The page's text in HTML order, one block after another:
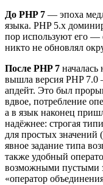
До PHP 7 — эпоха
языка. PHP 5.x
пор используют его —
никто не обновлял
После PHP 7
вышла версия PHP 7.0
апдейт. Это был
вдвое, потребление
а в язык наконец
надёжнее: строгая
для простых значений
явное задание типа
также удобный
возможными пустыми
«оператор